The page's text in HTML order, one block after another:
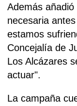
Además
necesaria
estamos
Concejalía de
Los Alcázares
actuar".
La campaña